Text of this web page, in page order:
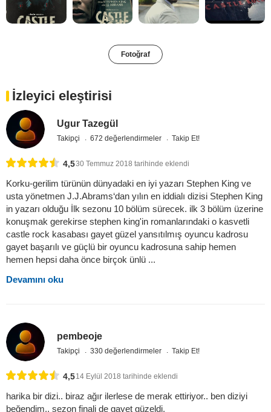
Fotoğraf
İzleyici eleştirisi
Ugur Tazegül
Takipçi 672 değerlendirmeler Takip Et!
4,530 Temmuz 2018 tarihinde eklendi
Korku-gerilim türünün dünyadaki en iyi yazarı Stephen King ve
usta yönetmen J.J.Abrams‘dan yılın en iddialı dizisi Stephen King
in yazarı olduğu İlk sezonu 10 bölüm sürecek. ilk 3 bölüm üzerine
konuşmak gerekirse stephen king'in romanlarındaki o kasvetli
castle rock kasabası gayet güzel yansıtılmış oyuncu kadrosu
gayet başarılı ve güçlü bir oyuncu kadrosuna sahip hemen
hemen hepsi daha önce birçok ünlü ...
Devamını oku
pembeoje
Takipçi 330 değerlendirmeler Takip Et!
4,514 Eylül 2018 tarihinde eklendi
harika bir dizi.. biraz ağır ilerlese de merak ettiriyor.. ben diziyi
beğendim.. sezon finali de gayet güzeldi.